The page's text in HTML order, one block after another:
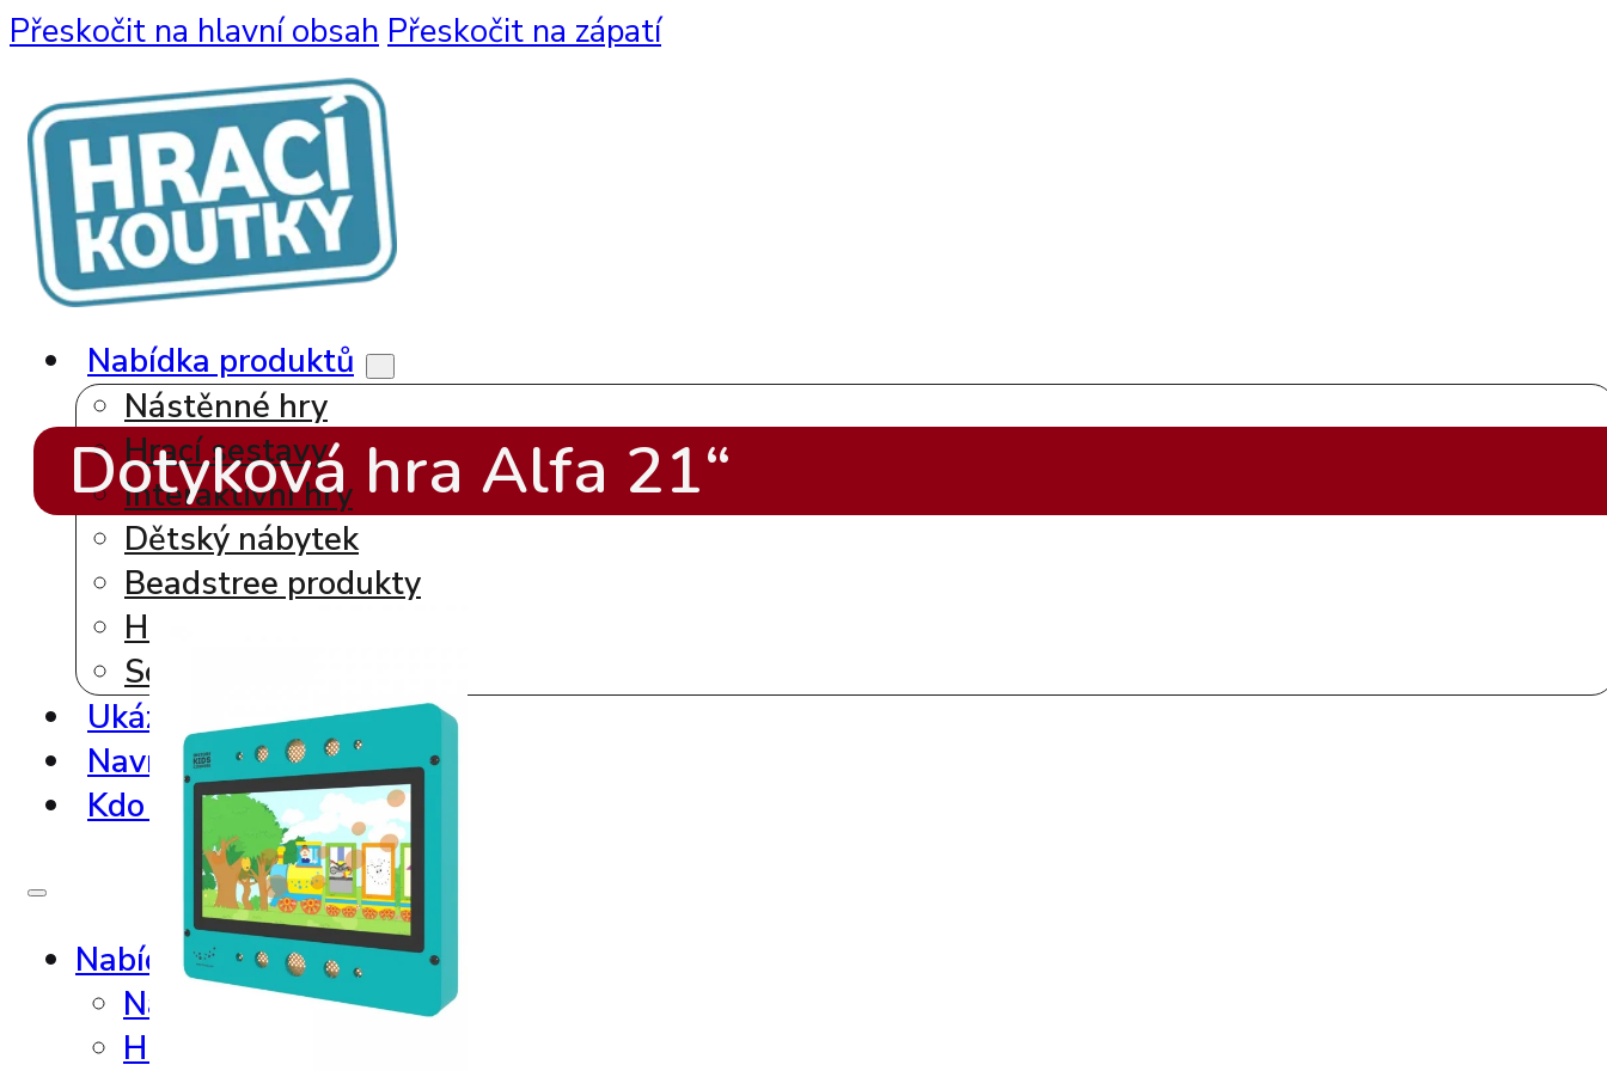
Přeskočit na hlavní obsah Přeskočit na zápatí
Nabídka produktů
Nástěnné hry
Hrací sestavy
Interaktivní hry
Dětský nábytek
Beadstree produkty
Hrací koutky
Softplay produkty
Ukázky realizací
Navrhni si vlastní koutek
Kdo to vyrábí ?
Nabídka produktů
Nástěnné hry
Hrací sestavy
Dotyková hra Alfa 21“